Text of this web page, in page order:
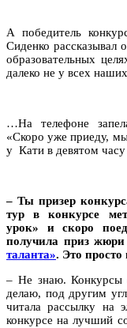
А победитель
Сиденко рассказывал
образовательных
далеко не у всех
…На телефоне
«Скоро уже приеду,
у Кати в девятом часу
– Ты призер
тур в конкурсе
урок» и скоро
получила приз жюри
таланта». Это просто
– Не знаю. Конкурсы
делаю, под другим
читала рассылку на
конкурсе на лучший